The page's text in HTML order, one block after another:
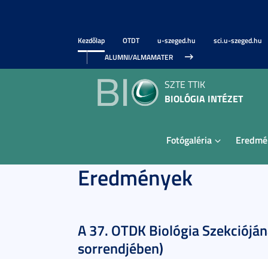
Kezdőlap OTDT u-szeged.hu
sci.u-szeged.hu
ALUMNI/ALMAMATER
SZTE TTIK
BIOLÓGIA INTÉZET
Fotógaléria
Eredmények
A 37. OTDK Biológia
sorrendjében)